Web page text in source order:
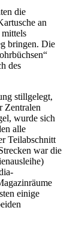
die
an
bringen. Die
des
stillgelegt,
Zentralen
wurde sich
alle
Teilabschnitt
war die
einige